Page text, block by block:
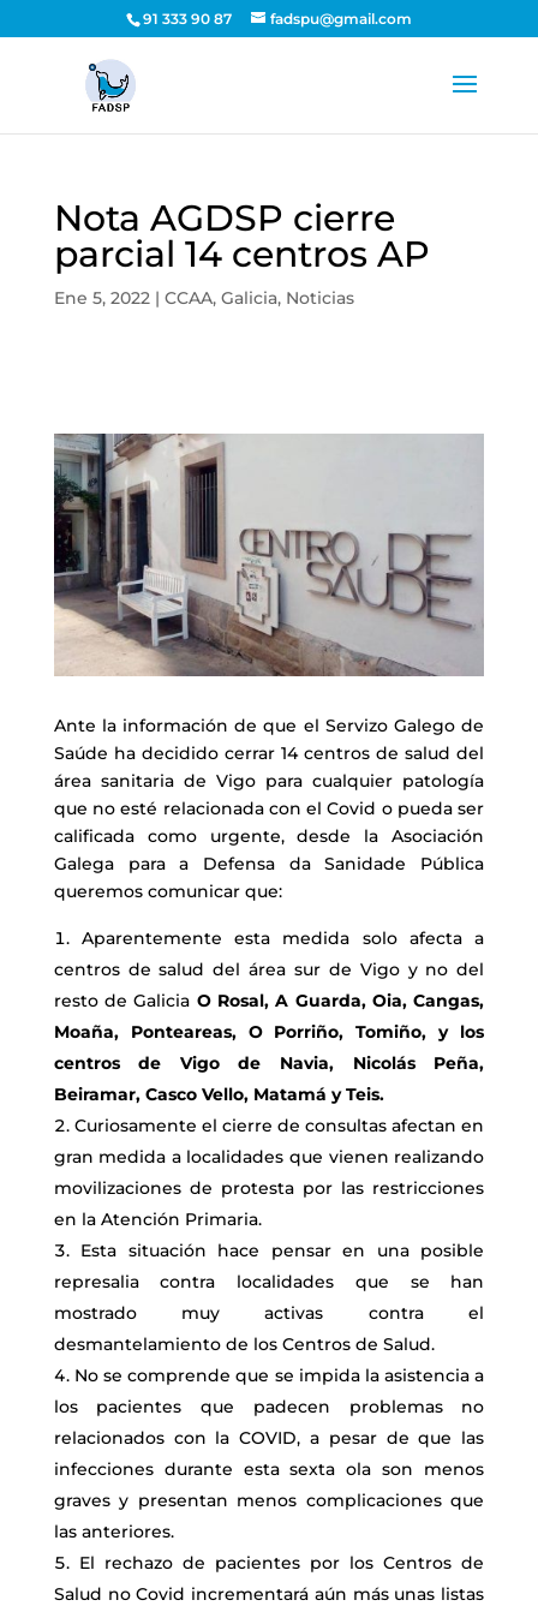
91 333 90 87 fadspu@gmail.com
Nota AGDSP cierre
parcial 14 centros AP
Ene 5, 2022| CCAA, Galicia, Noticias
Ante la información de que el Servizo Galego de
Saúde ha decidido cerrar 14 centros de salud del
área sanitaria de Vigo para cualquier patología
que no esté relacionada con el Covid o pueda ser
calificada como urgente, desde la Asociación
Galega para a Defensa da Sanidade Pública
queremos comunicar que:
Aparentemente esta medida solo afecta a
centros de salud del área sur de Vigo y no del
resto de Galicia O Rosal, A Guarda, Oia, Cangas,
Moaña, Ponteareas, O Porriño, Tomiño, y los
centros de Vigo de Navia, Nicolás Peña,
Beiramar, Casco Vello, Matamá y Teis.
Curiosamente el cierre de consultas afectan en
gran medida a localidades que vienen realizando
movilizaciones de protesta por las restricciones
en la Atención Primaria.
Esta situación hace pensar en una posible
represalia contra localidades que se han
mostrado muy activas contra el
desmantelamiento de los Centros de Salud.
No se comprende que se impida la asistencia a
los pacientes que padecen problemas no
relacionados con la COVID, a pesar de que las
infecciones durante esta sexta ola son menos
graves y presentan menos complicaciones que
las anteriores.
El rechazo de pacientes por los Centros de
Salud no Covid incrementará aún más unas listas